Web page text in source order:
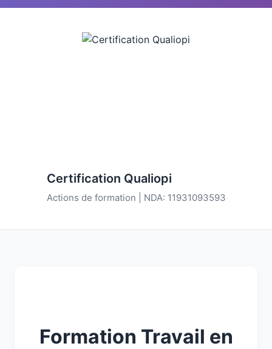
Certification Qualiopi
Actions de formation | NDA: 11931093593
Formation Travail en